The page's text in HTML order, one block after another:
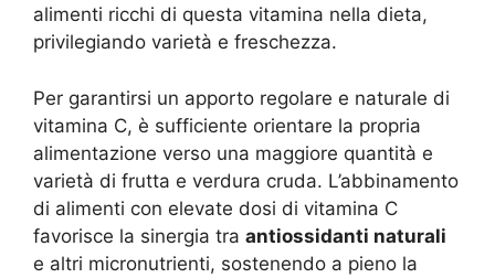
alimenti ricchi di questa vitamina nella dieta,
privilegiando varietà e freschezza.
Per garantirsi un apporto regolare e naturale di
vitamina C, è sufficiente orientare la propria
alimentazione verso una maggiore quantità e
varietà di frutta e verdura cruda. L’abbinamento
di alimenti con elevate dosi di vitamina C
favorisce la sinergia tra antiossidanti naturali
e altri micronutrienti, sostenendo a pieno la